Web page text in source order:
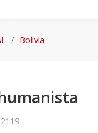
Bolivia
2119